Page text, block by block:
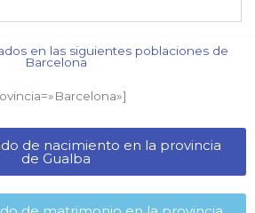
en las siguientes poblaciones de
Barcelona​
de nacimiento en la provincia
de Gualba​